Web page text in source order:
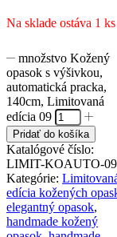
Na sklade ostáva 1 ks
množstvo Kožený
opasok s výšivkou,
automatická pracka,
140cm, Limitovaná
edícia 09
Pridať do košíka
Katalógové číslo:
LIMIT-KOAUTO-09
Kategórie:
edícia kožených
elegantný opasok,
handmade kožený